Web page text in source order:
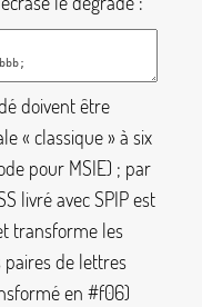
doivent être
« classique» à six
pour MSIE) ; par
livré avec SPIP est
transforme les
paires de lettres
en #f06)